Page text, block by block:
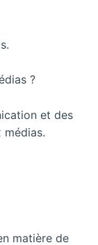
?
et des
médias.
matière de